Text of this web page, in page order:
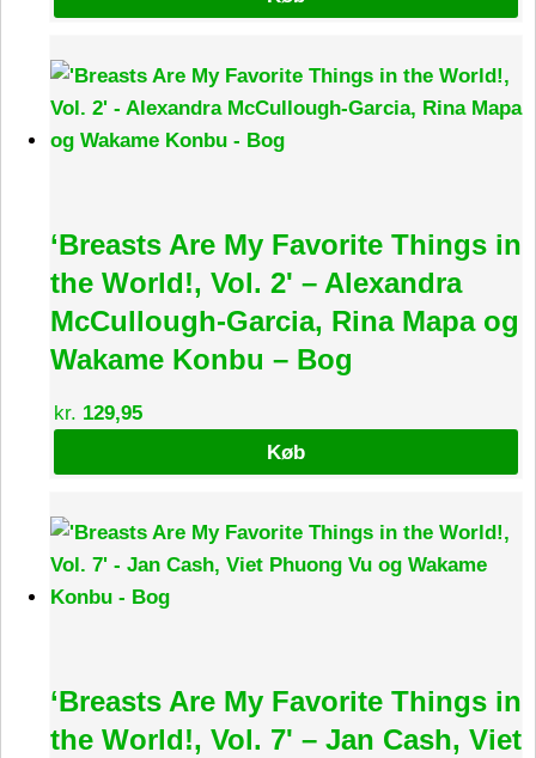
‘Breasts Are My Favorite Things in
the World!, Vol. 2' – Alexandra
McCullough-Garcia, Rina Mapa og
Wakame Konbu – Bog
kr. 129,95
Køb
‘Breasts Are My Favorite Things in
the World!, Vol. 7' – Jan Cash, Viet